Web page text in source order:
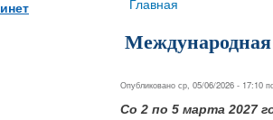
Вы здесь
Главная
Опубликовано ср, 05/06/2026 - 17:10
Со 2 по 5 марта 2027